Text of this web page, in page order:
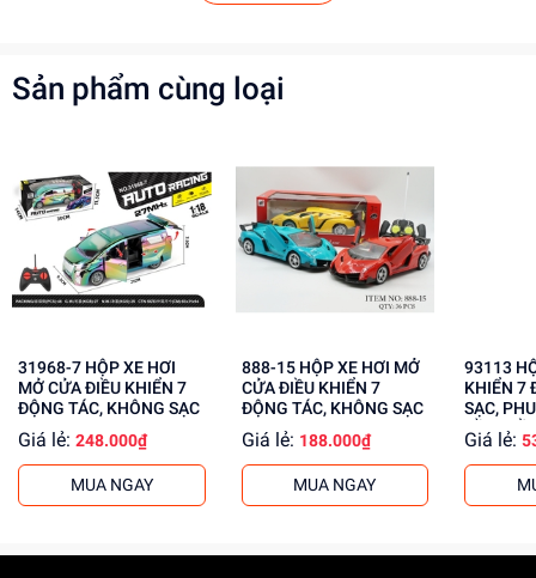
Đọc kỹ hướng dẫn trước khi sử dụng
Lợi Ích Phát Triển
Rèn luyện kỹ năng giải quyết vấn đề
Tăng cường khả năng tập trung
Mua ngay tạidochoitinphat.com, chúng tôi cung cấp giá sỉ
cho khách buôn. Liên hệ ngay để biết thêm thông tin!
Sản phẩm cùng loại
31968-7 HỘP XE HƠI
MỞ CỬA ĐIỀU KHIỂN 7
ĐỘNG TÁC, KHÔNG SẠC
Giá lẻ: 248.000₫
MUA NGAY
888-15 HỘP XE HƠI MỞ
CỬA ĐIỀU KHIỂN 7
ĐỘNG TÁC, KHÔNG SẠC
Giá lẻ: 188.000₫
MUA NGAY
93113 HỘP XE ĐUA ĐIỀU
KHIỂN 7
SẠC,
CẦM
Giá lẻ: